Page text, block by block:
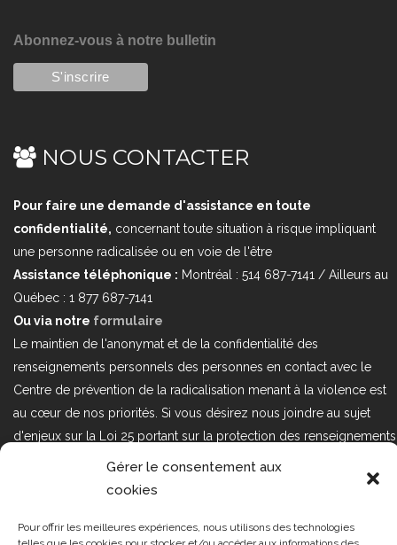
Gérer le consentement aux
cookies
Pour offrir les meilleures expériences, nous utilisons des technologies
Abonnez-vous à notre bulletin
NOUS CONTACTER
Pour faire une demande d'assistance en toute
confidentialité, concernant toute situation à risque impliquant
une personne radicalisée ou en voie de l'être
Assistance téléphonique : Montréal : 514 687-7141 / Ailleurs au
Québec : 1 877 687-7141
Ou via notre formulaire
Le maintien de l'anonymat et de la confidentialité des
renseignements personnels des personnes en contact avec le
Centre de prévention de la radicalisation menant à la violence est
au cœur de nos priorités. Si vous désirez nous joindre au sujet
d'enjeux sur la Loi 25 portant sur la protection des renseignements
personnels dans le secteur privé, veuillez communiquer avec
nous à l'adresse courriel suivant : loi25@cprmv.org Pour en savoir
Tous droits réservés @2019 CPRMV